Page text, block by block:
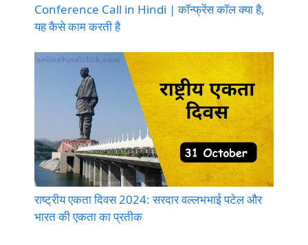
Conference Call in Hindi | कॉन्फ्रेंस कॉल क्या है,
यह कैसे काम करती है
राष्ट्रीय एकता दिवस 2024: सरदार वल्लभभाई पटेल और
भारत की एकता का प्रतीक